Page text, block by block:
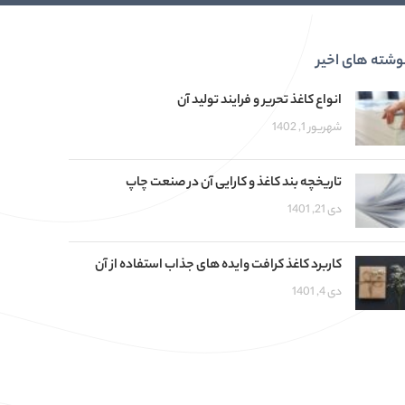
های اخیر
انواع کاغذ تحریر و فرایند تولید آن
شهریور 1, 1402
تاریخچه بند کاغذ و کارایی آن در صنعت چاپ
دی 21, 1401
کاربرد کاغذ کرافت وایده های جذاب استفاده از آن
دی 4, 1401